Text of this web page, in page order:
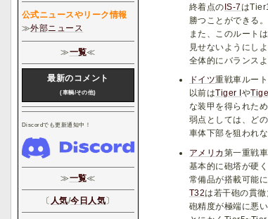
終着点の IS-7は
勝つことができる。
また、このルート
見せないようにしよ
全体的にバランス
ドイツ重戦車ルー
以前はTiger I や
な装甲を得られた
弱点としては、ど
車体下部を狙われ
アメリカ 第一重戦
基本的に砲塔が硬
常備品が搭載可能
T32は若干砲の貫
砲精度が極端に悪
公式ニュースやリーク情報
≫外部ニュース
≫一覧≪
最新のコメント
(車輌/その他)
Discordでも更新通知中！
≫一覧≪
〔 人気/今日人気〕